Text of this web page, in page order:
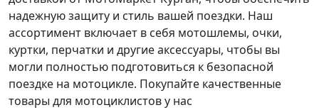
надежную защиту и стиль вашей поездки. Наш
ассортимент включает в себя мотошлемы, очки,
куртки, перчатки и другие аксессуары, чтобы вы
могли полностью подготовиться к безопасной
поездке на мотоцикле. Покупайте качественные
товары для мотоциклистов у нас